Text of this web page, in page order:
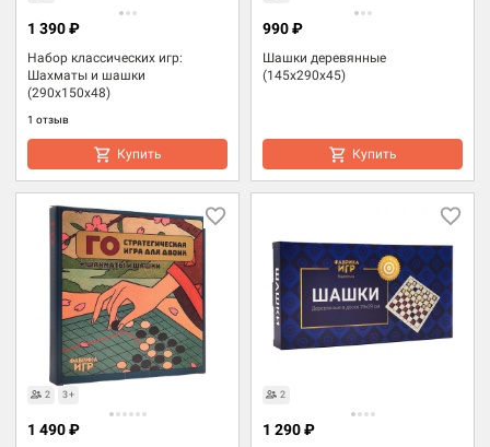
Набор классических игр:
Шахматы и шашки
(290x150x48)
1 отзыв
1 390 ₽
Купить
Шашки деревянные
(145x290x45)
990 ₽
Купить
2 3+
1 490 ₽
2
1 290 ₽